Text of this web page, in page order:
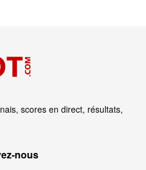
scores en direct, résultats,